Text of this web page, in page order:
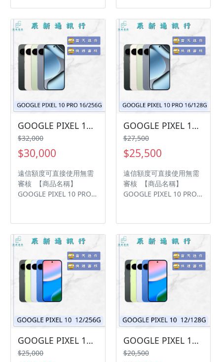
任何問題都歡迎洽群官方
LINE：@kjg6280d • 七日
鑑賞期內，如商品有問
題，請盡速向我們告知並
且協助處理 • 全新品為原
廠保固一年，中古機店家
保固15天 • 店家擁有隨時
修改、變更、暫停活動之
權利 下單前請先私訊和加
LINE來幫您安排快速審核
及回報審核進度 LINE
ID:@kjg6280d 大呼小叫
辰通訊行 雲林縣虎尾鎮林
森路二段200號 電話:05-
6339809 在地經營12年店
任何問題都歡迎洽群官方
LINE：@kjg6280d • 七日
鑑賞期內，如商品有問
題，請盡速向我們告知並
且協助處理 • 全新品為原
廠保固一年，中古機店家
保固15天 • 店家擁有隨時
修改、變更、暫停活動之
權利 下單前請先私訊和加
LINE來幫您安排快速審核
及回報審核進度 LINE
ID:@kjg6280d 大呼小叫
辰通訊行 雲林縣虎尾鎮林
森路二段200號 電話:05-
6339809 在地經營12年店
GOOGLE PIXEL 10 PRO 16/256G 現貨供應中 過件率💯「輕鬆分期📱➡️！」「買3C不用愁😊，分期付款輕鬆購💰」
$32,000
$30,000
遠信額度可直接使用無需
審核 【商品名稱】
GOOGLE PIXEL 10 PRO
問題都歡迎洽群官方
LINE：@kjg6280d • 七日
鑑賞期內，如商品有問
題，請盡速向我們告知並
且協助處理 • 全新品為原
廠保固一年，中古機店家
保固15天 • 店家擁有隨時
修改、變更、暫停活動之
LINE來幫您安排快速審核
及回報審核進度 LINE
ID:@kjg6280d 大呼小叫
辰通訊行 雲林縣虎尾鎮林
森路二段200號 電話:05-
GOOGLE PIXEL 10 PRO 16/128G 現貨供應中 過件率💯「輕鬆分期📱➡️！」「買3C不用愁😊，分期付款輕鬆購💰」
$27,500
$25,500
遠信額度可直接使用無需
審核 【商品名稱】
GOOGLE PIXEL 10 PRO
問題都歡迎洽群官方
LINE：@kjg6280d • 七日
鑑賞期內，如商品有問
題，請盡速向我們告知並
且協助處理 • 全新品為原
廠保固一年，中古機店家
保固15天 • 店家擁有隨時
修改、變更、暫停活動之
LINE來幫您安排快速審核
及回報審核進度 LINE
ID:@kjg6280d 大呼小叫
辰通訊行 雲林縣虎尾鎮林
森路二段200號 電話:05-
GOOGLE PIXEL 10 12/256G 現貨供應中 過件率💯「輕鬆分期📱➡️！」「買3C不用愁😊，分期付款輕鬆購💰」
$25,000
GOOGLE PIXEL 10 12/128G 現貨供應中 過件率💯「輕鬆分期📱➡️！」「買3C不用愁😊，分期付款輕鬆購💰」
$20,500